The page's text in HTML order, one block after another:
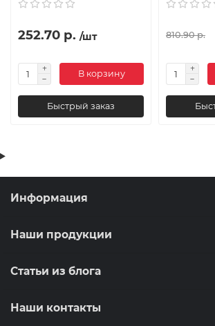
252.70 р. /шт
В корзину
Быстрый заказ
810.90 р.
Информация
Наши продукции
Статьи из блога
Наши контакты